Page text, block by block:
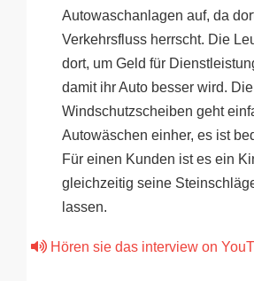
Autowaschanlagen auf, da
Verkehrsfluss herrscht. Die
dort, um Geld für
damit ihr Auto besser wird.
Windschutzscheiben geht
Autowäschen einher, es ist
Für einen Kunden ist es ein
gleichzeitig seine
lassen.
Hören sie das interview on